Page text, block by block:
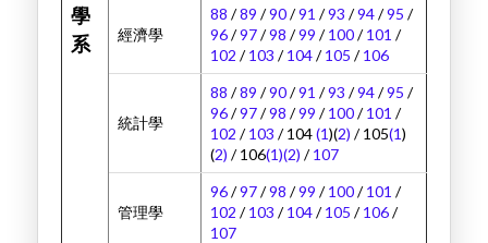
學
系
經濟學
88 /89 /90/91 /93 /94/95 /
96/97/98 /99 /100/101 /
102 /103 /104/105 /106
統計學
88 /89 /90/91 /93 /94/95 /
96/97/98 /99 /100/101 /
102 /103 / 104(1)(2) / 105(1)
(2) / 106(1)(2) /107
管理學
96/97/98 /99 /100/101 /
102 /103 /104/105 /106/
107